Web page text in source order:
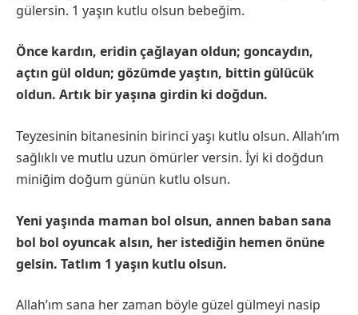
gülersin. 1 yaşın kutlu olsun bebeğim.
Önce kardın, eridin çağlayan oldun; goncaydın,
açtın gül oldun; gözümde yaştın, bittin gülücük
oldun. Artık bir yaşına girdin ki doğdun.
Teyzesinin bitanesinin birinci yaşı kutlu olsun. Allah’ım
sağlıklı ve mutlu uzun ömürler versin. İyi ki doğdun
miniğim doğum günün kutlu olsun.
Yeni yaşında maman bol olsun, annen baban sana
bol bol oyuncak alsın, her istediğin hemen önüne
gelsin. Tatlım 1 yaşın kutlu olsun.
Allah’ım sana her zaman böyle güzel gülmeyi nasip